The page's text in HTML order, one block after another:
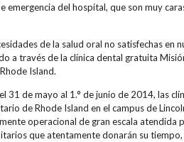
emergencia del hospital, que son muy
de la salud oral no satisfechas en
a través de la clínica dental gratuita
Island.
31 de mayo al 1.° de junio de 2014, las
de Rhode Island en el campus de
operacional de gran escala atendida
que atentamente donarán su